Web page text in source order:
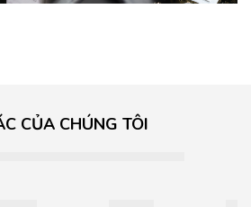
CỦA CHÚNG TÔI